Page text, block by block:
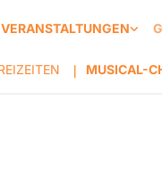
| MUSICAL-